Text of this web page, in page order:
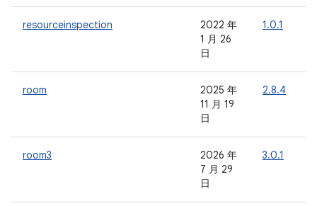
resourceinspection
2022 年
1 月 26
日
1.0.1
room
2025 年
11 月 19
日
2.8.4
room3
2026 年
7 月 29
日
3.0.1